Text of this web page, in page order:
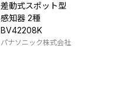
差動式スポット型
感知器 2種
BV42208K
パナソニック株式会社